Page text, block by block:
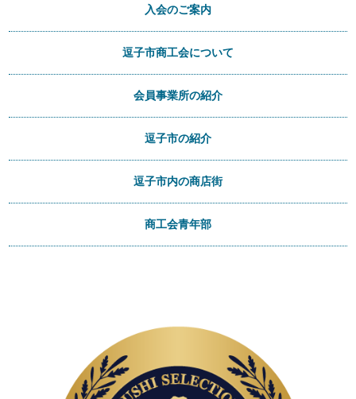
入会のご案内
逗子市商工会について
会員事業所の紹介
逗子市の紹介
逗子市内の商店街
商工会青年部